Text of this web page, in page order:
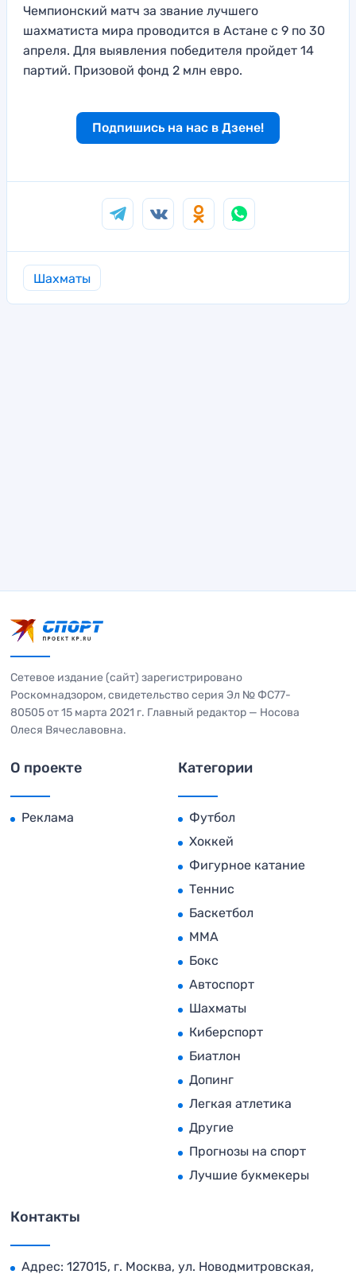
Чемпионский матч за звание лучшего
шахматиста мира проводится в Астане с 9 по 30
апреля. Для выявления победителя пройдет 14
партий. Призовой фонд 2 млн евро.
Подпишись на нас в Дзене!
Шахматы
Сетевое издание (сайт) зарегистрировано
Роскомнадзором, свидетельство серия Эл № ФС77-
80505 от 15 марта 2021 г. Главный редактор — Носова
Олеся Вячеславовна.
О проекте
Реклама
Категории
Футбол
Хоккей
Фигурное катание
Теннис
Баскетбол
MMA
Бокс
Автоспорт
Шахматы
Киберспорт
Биатлон
Допинг
Легкая атлетика
Другие
Прогнозы на спорт
Лучшие букмекеры
Контакты
Адрес: 127015, г. Москва, ул. Новодмитровская,